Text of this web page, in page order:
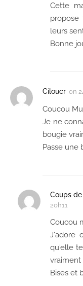
Cette
propose
leurs
Bonne
Ciloucr on
Coucou
Je ne
bougie
Passe une
Coups
20h11
Coucou
J'adore
qu'elle
vraiment
Bises et